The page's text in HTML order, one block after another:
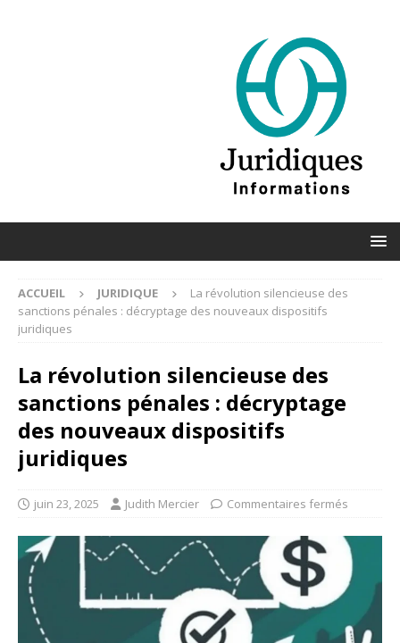
ACCUEIL JURIDIQUE
La révolution silencieuse des
sanctions pénales : décryptage des nouveaux dispositifs
juridiques
La révolution silencieuse des
sanctions pénales : décryptage
des nouveaux dispositifs
juridiques
juin 23, 2025 Judith Mercier Commentaires fermés